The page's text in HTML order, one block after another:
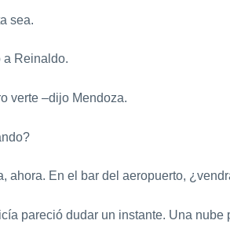
sea.
a Reinaldo.
verte –dijo Mendoza.
ahora. En el bar del aeropuerto,
pareció dudar un instante. Una nube